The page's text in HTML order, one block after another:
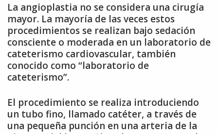
La angioplastia no se considera una cirugía
mayor. La mayoría de las veces estos
procedimientos se realizan bajo sedación
consciente o moderada en un laboratorio de
cateterismo cardiovascular, también
conocido como “laboratorio de
cateterismo”.
El procedimiento se realiza introduciendo
un tubo fino, llamado catéter, a través de
una pequeña punción en una arteria de la